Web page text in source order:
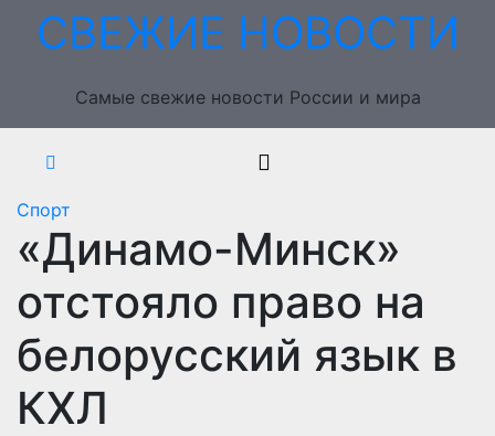
ПерейтиСВЕЖИЕ НОВОСТИ
Самые свежие новости России и мира
Спорт
«Динамо-Минск»
отстояло право на
белорусский язык в
КХЛ